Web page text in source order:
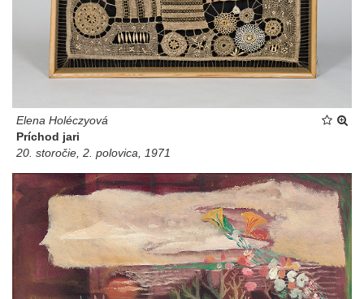
Elena Holéczyová
Príchod jari
20. storočie, 2. polovica, 1971